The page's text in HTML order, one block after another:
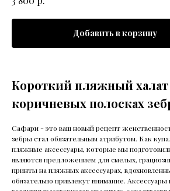
Добавить в корзину
Короткий пляжный
коричневых полосках
Сафари - это ваш новый рецепт
зебры стал обязательным атрибутом. Как
пляжные аксессуары, которые мы
являются предложением для смелых,
принты на пляжных аксессуарах,
обязательно привлекут внимание.